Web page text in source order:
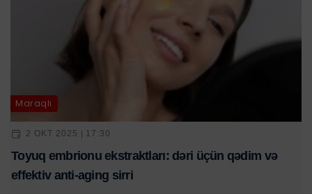
Maraqlı
2 OKT 2025 | 17:30
Toyuq embrionu ekstraktları: dəri üçün qədim və
effektiv anti-aging sirri